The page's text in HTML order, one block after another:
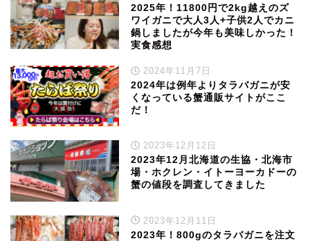
2025年！11800円で2kg越えのズ
ワイガニで大人3人+子供2人でカニ
鍋しましたが今年も美味しかった！
実食感想
2024年11月7日
2024年は例年よりタラバガニが安
くなっている蟹通販サイトがここ
だ！
2023年12月12日
2023年12月北海道の生協・北海市
場・ホクレン・イトーヨーカドーの
蟹の値段を調査してきました
2023年12月11日
2023年！800gのタラバガニを注文